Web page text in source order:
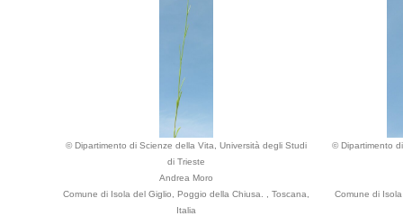
© Dipartimento di Scienze della Vita, Università degli Studi
di Trieste
Andrea Moro
Comune di Isola del Giglio, Poggio della Chiusa. , Toscana,
Italia
© Dipartimento
Comune di